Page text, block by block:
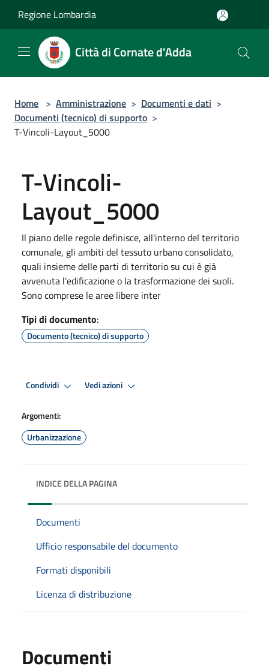
Regione Lombardia
Città di Cornate d'Adda
Home > Amministrazione > Documenti e dati >
Documenti (tecnico) di supporto >
T-Vincoli-Layout_5000
T-Vincoli-
Layout_5000
Il piano delle regole definisce, all'interno del territorio
comunale, gli ambiti del tessuto urbano consolidato,
quali insieme delle parti di territorio su cui è già
avvenuta l'edificazione o la trasformazione dei suoli.
Sono comprese le aree libere inter
Tipi di documento:
Documento (tecnico) di supporto
Condividi Vedi azioni
Argomenti:
Urbanizzazione
INDICE DELLA PAGINA
Documenti
Ufficio responsabile del documento
Formati disponibili
Licenza di distribuzione
Documenti